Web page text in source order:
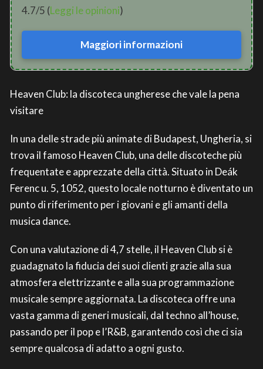
4.7/5 (Leggi le opinioni)
Maggiori informazioni
Heaven Club: la discoteca ungherese che vale la pena
visitare
In una delle strade più animate di Budapest, Ungheria, si
trova il famoso Heaven Club, una delle discoteche più
frequentate e apprezzate della città. Situato in Deák
Ferenc u. 5, 1052, questo locale notturno è diventato un
punto di riferimento per i giovani e gli amanti della
musica dance.
Con una valutazione di 4,7 stelle, il Heaven Club si è
guadagnato la fiducia dei suoi clienti grazie alla sua
atmosfera elettrizzante e alla sua programmazione
musicale sempre aggiornata. La discoteca offre una
vasta gamma di generi musicali, dal techno all’house,
passando per il pop e l’R&B, garantendo così che ci sia
sempre qualcosa di adatto a ogni gusto.